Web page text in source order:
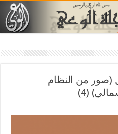
(صور من النظام
(4)